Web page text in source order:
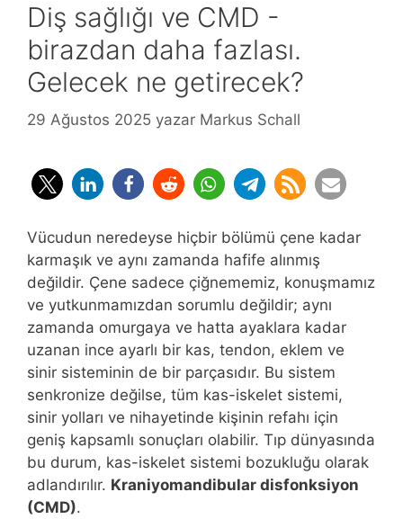
Diş sağlığı ve CMD -
birazdan daha fazlası.
Gelecek ne getirecek?
29 Ağustos 2025 yazar Markus Schall
Vücudun neredeyse hiçbir bölümü çene kadar
karmaşık ve aynı zamanda hafife alınmış
değildir. Çene sadece çiğnememiz, konuşmamız
ve yutkunmamızdan sorumlu değildir; aynı
zamanda omurgaya ve hatta ayaklara kadar
uzanan ince ayarlı bir kas, tendon, eklem ve
sinir sisteminin de bir parçasıdır. Bu sistem
senkronize değilse, tüm kas-iskelet sistemi,
sinir yolları ve nihayetinde kişinin refahı için
geniş kapsamlı sonuçları olabilir. Tıp dünyasında
bu durum, kas-iskelet sistemi bozukluğu olarak
adlandırılır. Kraniyomandibular disfonksiyon
(CMD).